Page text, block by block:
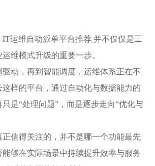
IT运维自动派单平台推荐 并不仅仅是工
维模式升级的重要一步。
驱动，再到智能调度，运维体系正在不
这样的平台，通过自动化与数据能力的
是“处理问题”，而是逐步走向“优化与
正值得关注的，并不是哪一个功能最先
够在实际场景中持续提升效率与服务